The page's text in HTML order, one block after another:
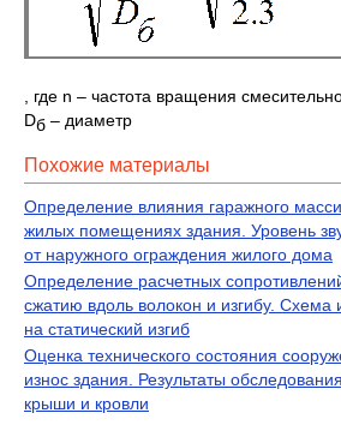
, где n – частота вращения
Dб – диаметр
Похожие материалы
Определение влияния гаражного
жилых помещениях здания. Уровень
от наружного ограждения жилого дома
Определение расчетных
сжатию вдоль волокон и изгибу. Схема
на статический изгиб
Оценка технического состояния
износ здания. Результаты
крыши и кровли